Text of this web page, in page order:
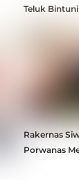
Teluk Bintuni
Rakernas
Porwanas